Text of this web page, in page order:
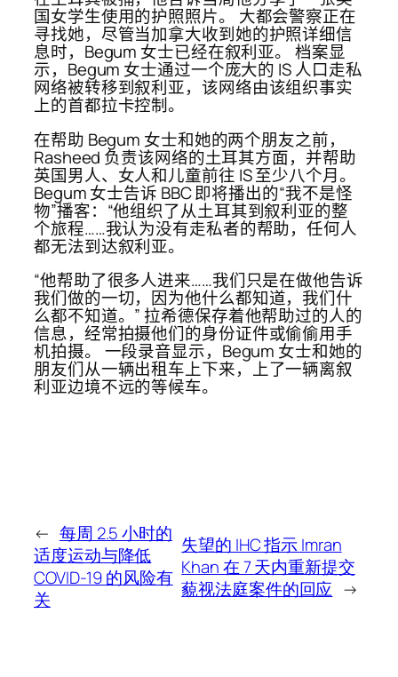
国女学生使用的护照照片。 大都会警察正在
寻找她，尽管当加拿大收到她的护照详细信
息时，Begum 女士已经在叙利亚。 档案显
示，Begum 女士通过一个庞大的 IS 人口走私
网络被转移到叙利亚，该网络由该组织事实
上的首都拉卡控制。
在帮助 Begum 女士和她的两个朋友之前，
Rasheed 负责该网络的土耳其方面，并帮助
英国男人、女人和儿童前往 IS 至少八个月。
Begum 女士告诉 BBC 即将播出的“我不是怪
物”播客：“他组织了从土耳其到叙利亚的整
个旅程……我认为没有走私者的帮助，任何人
都无法到达叙利亚。
“他帮助了很多人进来……我们只是在做他告诉
我们做的一切，因为他什么都知道，我们什
么都不知道。” 拉希德保存着他帮助过的人的
信息，经常拍摄他们的身份证件或偷偷用手
机拍摄。 一段录音显示，Begum 女士和她的
朋友们从一辆出租车上下来，上了一辆离叙
利亚边境不远的等候车。
← 每周 2.5 小时的
适度运动与降低
COVID-19 的风险有
关
失望的 IHC 指示 Imran
Khan 在 7 天内重新提交
藐视法庭案件的回应 →